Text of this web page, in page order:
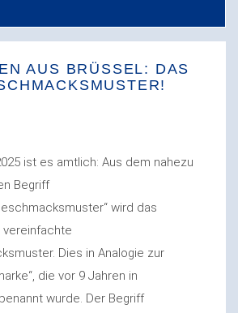
AUS BRÜSSEL: DAS
ist es amtlich: Aus dem nahezu
Begriff
wird das
Dies in Analogie zur
die vor 9 Jahren in
wurde. Der Begriff